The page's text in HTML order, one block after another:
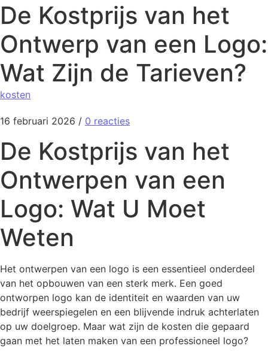
De Kostprijs van het
Ontwerp van een Logo:
Wat Zijn de Tarieven?
kosten
16 februari 2026 / 0 reacties
De Kostprijs van het
Ontwerpen van een
Logo: Wat U Moet
Weten
Het ontwerpen van een logo is een essentieel onderdeel
van het opbouwen van een sterk merk. Een goed
ontworpen logo kan de identiteit en waarden van uw
bedrijf weerspiegelen en een blijvende indruk achterlaten
op uw doelgroep. Maar wat zijn de kosten die gepaard
gaan met het laten maken van een professioneel logo?